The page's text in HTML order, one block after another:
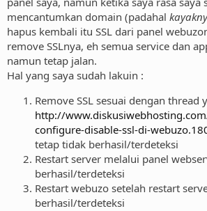
mencantumkan domain (padahal
hapus kembali itu SSL dari panel
remove SSLnya, eh semua service dan
namun tetap jalan.
Hal yang saya sudah lakuin :
Remove SSL sesuai dengan thread
http://
configure-disable-ssl-di-
tetap tidak berhasil/terdeteksi
Restart server melalui panel
berhasil/terdeteksi
Restart webuzo setelah restart
berhasil/terdeteksi